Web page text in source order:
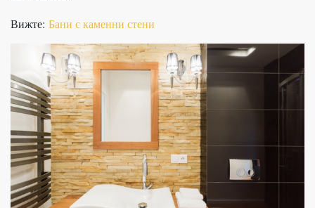
Вижте: Бани с каменни стени